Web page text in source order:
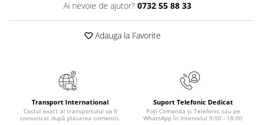
Vindecare Spirituala
Gastronomik
Masaj
MedConnect
Ai nevoie de ajutor? 0732 55 88 33
Adauga la Favorite
Transport International
Costul exact al transportului va fi
comunicat după plasarea comenzii.
Suport Telefonic Dedicat
Poți Comanda și Telefonic sau pe
WhatsApp în Intervalul 9:00 - 18:00